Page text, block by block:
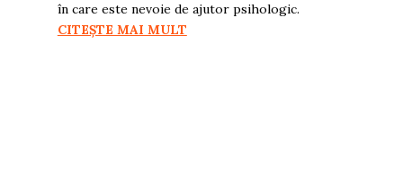
în care este nevoie de ajutor psihologic.
CITEȘTE MAI MULT